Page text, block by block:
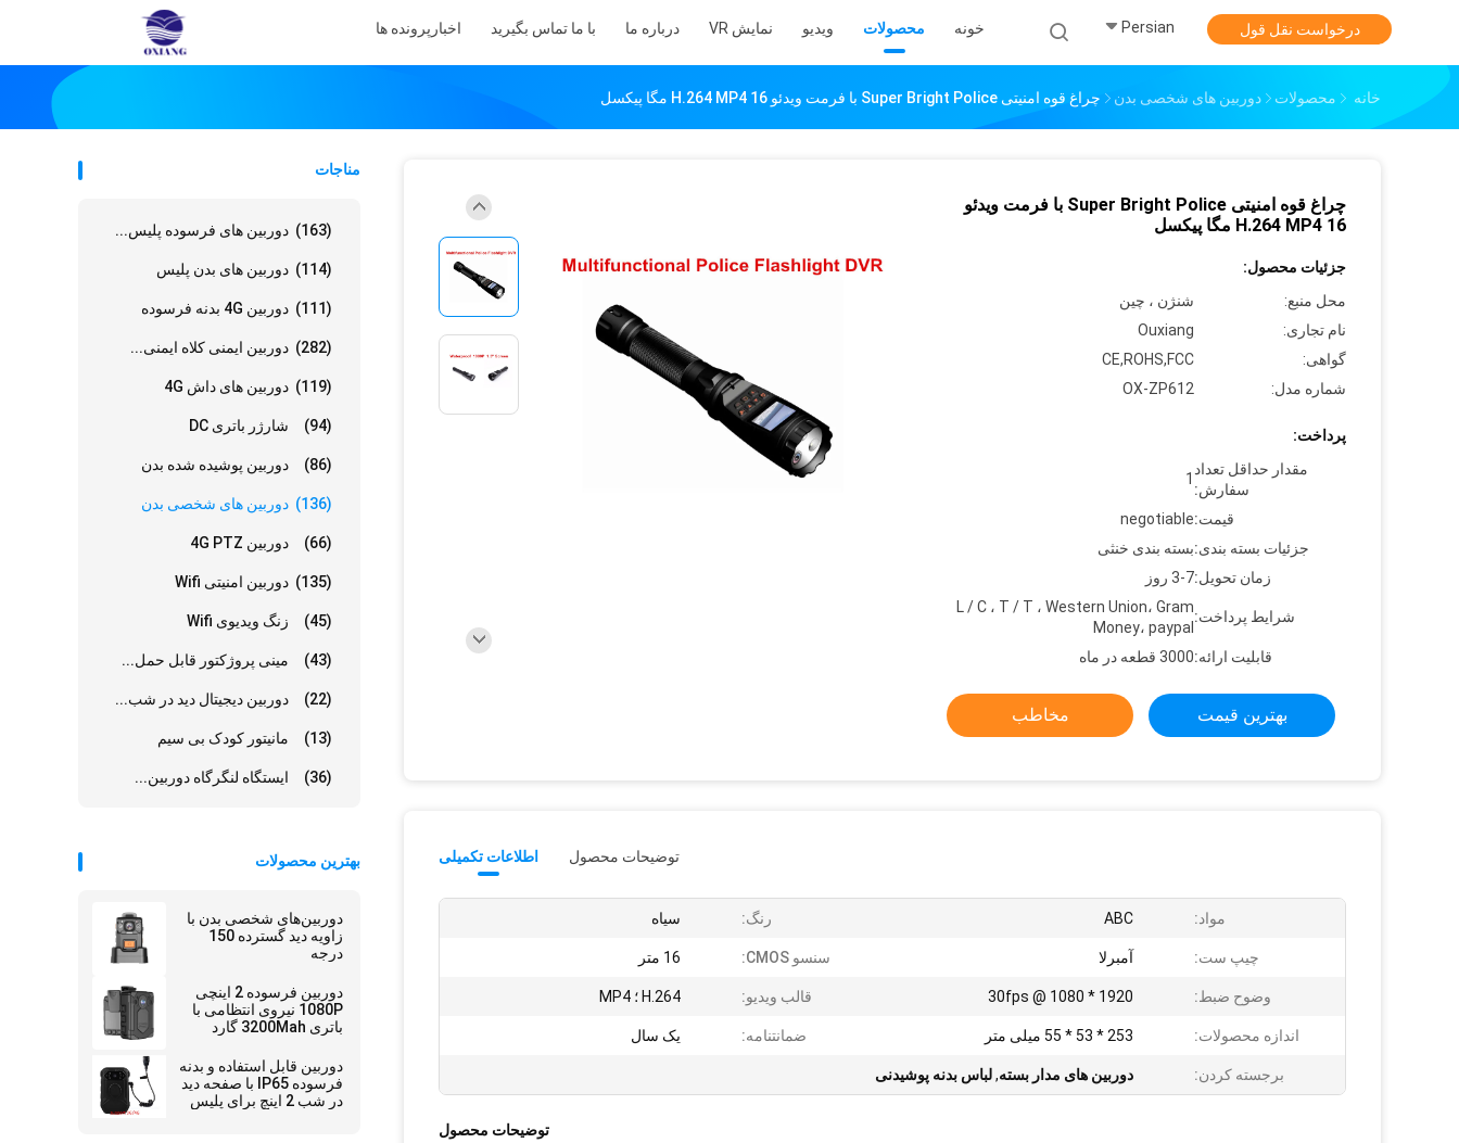
خونه محصولات ویدیو نمایش VR درباره ما با ما تماس بگیرید اخبار پرونده ها Persian درخواست نقل قول
خانه محصولات دوربین های شخصی بدن چراغ قوه امنیتی Super Bright Police با فرمت ویدئو H.264 MP4 16 مگا پیکسل
مناجات
دوربین های فرسوده پلیس... (163)
دوربین های بدن پلیس (114)
دوربین 4G بدنه فرسوده (111)
دوربین ایمنی کلاه ایمنی... (282)
دوربین های داش 4G (119)
شارژر باتری DC (94)
دوربین پوشیده شده بدن (86)
دوربین های شخصی بدن (136)
دوربین 4G PTZ (66)
دوربین امنیتی Wifi (135)
زنگ ویدیوی Wifi (45)
مینی پروژکتور قابل حمل... (43)
دوربین دیجیتال دید در شب... (22)
مانیتور کودک بی سیم (13)
ایستگاه لنگرگاه دوربین... (36)
بهترین محصولات
دوربین‌های شخصی بدن با
زاویه دید گسترده 150
درجه
دوربین فرسوده 2 اینچی
1080P نیروی انتظامی با
باتری 3200Mah گارد
دوربین قابل استفاده و بدنه
فرسوده IP65 با صفحه دید
در شب 2 اینچ برای پلیس
چراغ قوه امنیتی Super Bright Police با فرمت ویدئو
H.264 MP4 16 مگا پیکسل
جزئیات محصول:
محل منبع:
شنژن ، چین
نام تجاری:
Ouxiang
گواهی:
CE,ROHS,FCC
شماره مدل:
OX-ZP612
پرداخت:
مقدار حداقل تعداد
سفارش:
1
قیمت:negotiable
جزئیات بسته بندی:بسته بندی خنثی
زمان تحویل:3-7 روز
شرایط پرداخت:
L / C ، T / T ، Western Union، Gram
Money، paypal
قابلیت ارائه:3000 قطعه در ماه
بهترین قیمت مخاطب
اطلاعات تکمیلی توضیحات محصول
مواد: ABC رنگ: سیاه
چیپ ست: آمبرلا سنسو CMOS: 16 متر
وضوح ضبط: 1920 * 1080 @ 30fps قالب ویدیو: H.264 ؛ MP4
اندازه محصولات: 253 * 53 * 55 میلی متر ضمانتنامه: یک سال
برجسته کردن: دوربین های مدار بسته,لباس بدنه پوشیدنی
توضیحات محصول